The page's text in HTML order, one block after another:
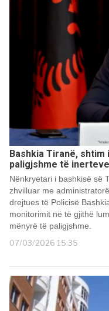
Bashkia Tiranë,
paligjshme të
Nënkryetari i bashkisë së
zhvilluar me
drejtues të Policisë
monitorimit në të gjithë
mënyrë të paligjshme.
07/03/2026 15:35